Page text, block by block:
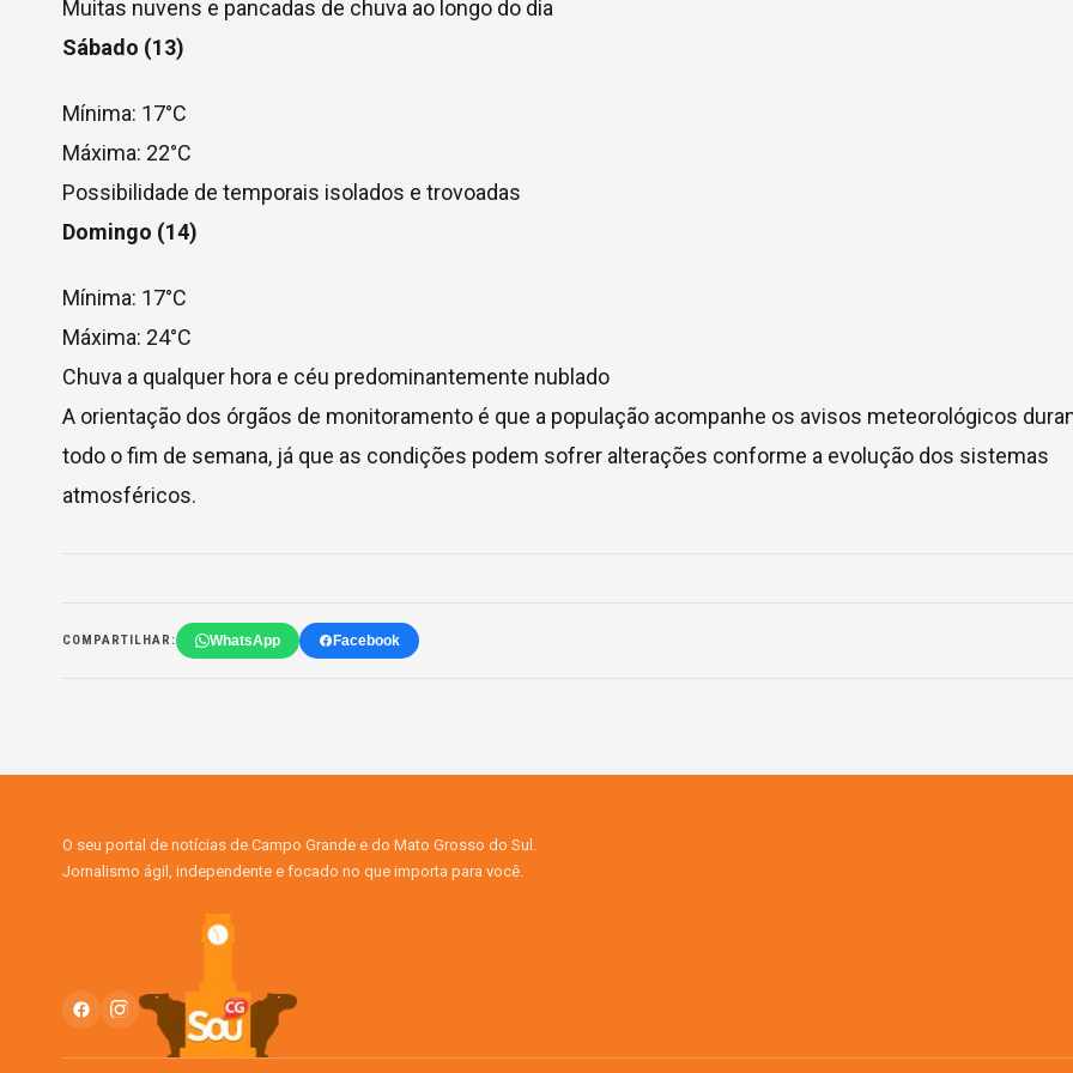
Muitas nuvens e pancadas de chuva ao longo do dia
Sábado (13)
Mínima: 17°C
Máxima: 22°C
Possibilidade de temporais isolados e trovoadas
Domingo (14)
Mínima: 17°C
Máxima: 24°C
Chuva a qualquer hora e céu predominantemente nublado
A orientação dos órgãos de monitoramento é que a população acompanhe os avisos meteorológicos
todo o fim de semana, já que as condições podem sofrer alterações conforme a evolução dos sistemas
atmosféricos.
COMPARTILHAR: WhatsApp Facebook
O seu portal de notícias de Campo Grande e do Mato Grosso do Sul.
Jornalismo ágil, independente e focado no que importa para você.